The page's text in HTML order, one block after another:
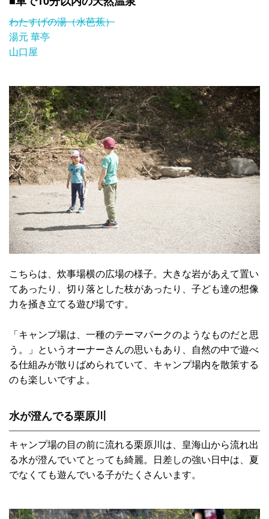
わたすげの湯（水芭蕉）
湯元 華亭
山口屋
こちらは、炊事場横の広場の様子。大きな岩があえて置い
てあったり、切り落とした枝があったり、子ども達の想像
力を掻き立てる遊び場です。
「キャンプ場は、一種のテーマパークのようなものだと思
う。」というオーナーさんの思いもあり、自然の中で遊べ
る仕組みが散りばめられていて、キャンプ場内を散策する
のも楽しいですよ。
水が澄んでる栗原川
キャンプ場の目の前に流れる栗原川は、皇海山から流れ出
る水が澄んでいてとっても綺麗。日差しの強い日中は、夏
でなくても遊んでいる子がたくさんいます。